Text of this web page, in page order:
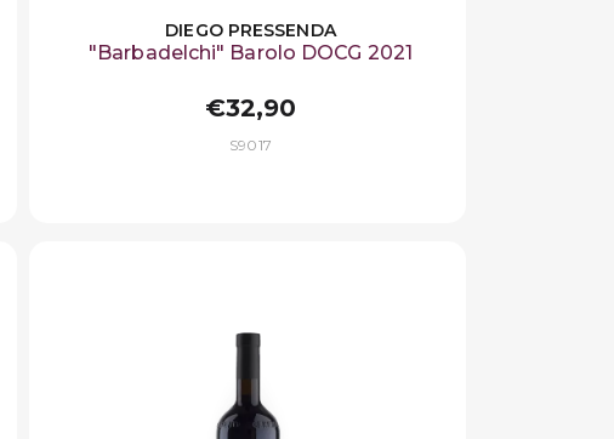
DIEGO PRESSENDA
"Barbadelchi" Barolo DOCG 2021
€32,90
S9017